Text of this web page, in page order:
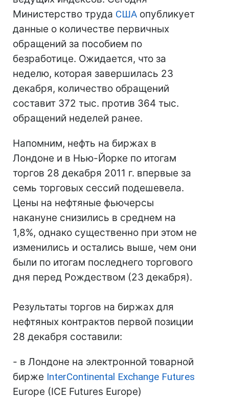
Министерство труда США опубликует
данные о количестве первичных
обращений за пособием по
безработице. Ожидается, что за
неделю, которая завершилась 23
декабря, количество обращений
составит 372 тыс. против 364 тыс.
обращений неделей ранее.
Напомним, нефть на биржах в
Лондоне и в Нью-Йорке по итогам
торгов 28 декабря 2011 г. впервые за
семь торговых сессий подешевела.
Цены на нефтяные фьючерсы
накануне снизились в среднем на
1,8%, однако существенно при этом не
изменились и остались выше, чем они
были по итогам последнего торгового
дня перед Рождеством (23 декабря).
Результаты торгов на биржах для
нефтяных контрактов первой позиции
28 декабря составили:
- в Лондоне на электронной товарной
бирже InterContinental Exchange Futures
Europe (IСE Futures Europe)